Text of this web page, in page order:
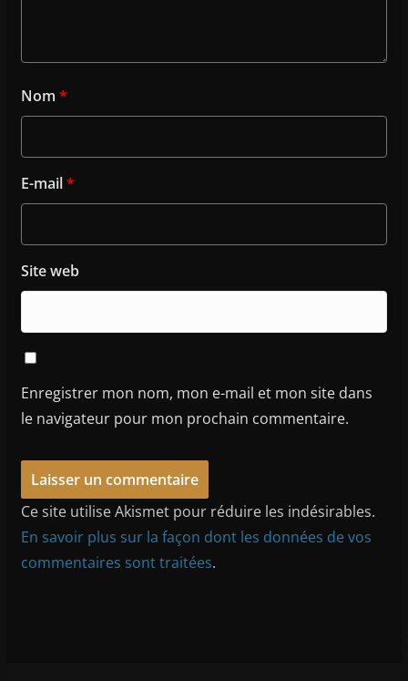
Nom *
E-mail*
Site web
Enregistrer mon nom, mon e-mail et mon site dans
le navigateur pour mon prochain commentaire.
Ce site utilise Akismet pour réduire les indésirables.
En savoir plus sur la façon dont les données de vos
commentaires sont traitées.